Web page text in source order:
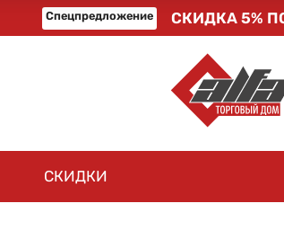
Спецпредложение СКИДКА 5%
СКИДКИ